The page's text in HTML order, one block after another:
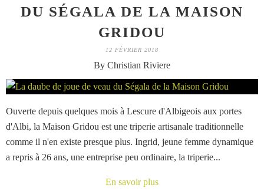
DU SÉGALA DE LA MAISON
GRIDOU
12 FÉVRIER 2018
By Christian Riviere
Ouverte depuis quelques mois à Lescure d'Albigeois aux portes
d'Albi, la Maison Gridou est une triperie artisanale traditionnelle
comme il n'en existe presque plus. Ingrid, jeune femme dynamique
a repris à 26 ans, une entreprise peu ordinaire, la triperie...
En savoir plus